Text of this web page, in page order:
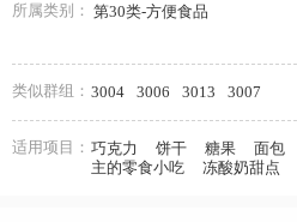
所属类别： 第30类-方便食品
类似群组： 3004 3006 3013 3007
适用项目： 巧克力 饼干 糖果 面包
主的零食小吃
冻酸奶甜点